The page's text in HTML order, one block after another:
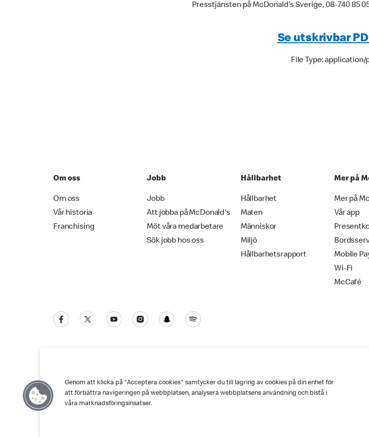
Presstjänsten på McDonald’s Sverige, 08-740 85
Se utskrivbar
File Type: application/
Om oss
Om oss
Vår historia
Franchising
Jobb
Jobb
Att jobba på McDonald's
Möt våra medarbetare
Sök jobb hos oss
Hållbarhet
Hållbarhet
Maten
Människor
Miljö
Hållbarhetsrapport
Mer på
Mer på
Vår app
Mobile
Wi-Fi
McCafé
Kundservice Personuppgiftspolicy Cookies Användarvillkor
Genom att klicka på "Acceptera cookies" samtycker du till lagring av cookies på din enhet för
att förbättra navigeringen på webbplatsen, analysera webbplatsens användning och bistå i
våra marknadsföringsinsatser.